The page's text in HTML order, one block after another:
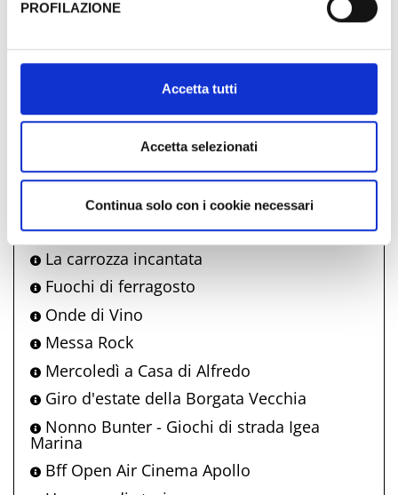
informazioni complete sul trattamento dati clicca qui:
PROFILAZIONE
Accetta tutti
Accetta selezionati
Continua solo con i cookie necessari
05 06
11
19
20 21 22 23 24
25
29 30
02
03 04 05 06 07 08
Comune di Bellaria Igea Marina
propone anche
La carrozza incantata
Fuochi di ferragosto
Onde di Vino
Messa Rock
Mercoledì a Casa di Alfredo
Giro d'estate della Borgata Vecchia
Nonno Bunter - Giochi di strada Igea
Marina
Bff Open Air Cinema Apollo